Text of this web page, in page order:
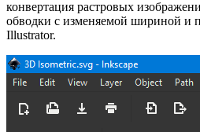
конвертация растровых
обводки с изменяемой шириной и
Illustrator.